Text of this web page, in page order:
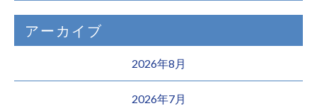
アーカイブ
2026年8月
2026年7月